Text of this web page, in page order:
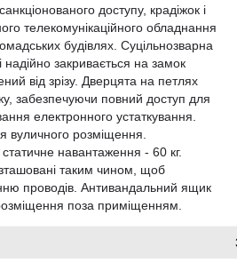
доступу, крадіжок і
телекомунікаційного обладнання
будівлях. Суцільнозварна
надійно закривається на замок
від зрізу. Дверцята на петлях
забезпечуючи повний доступ для
електронного устаткування.
розміщення.
навантаження - 60 кг.
таким чином, щоб
проводів. Антивандальний ящик
поза приміщенням.